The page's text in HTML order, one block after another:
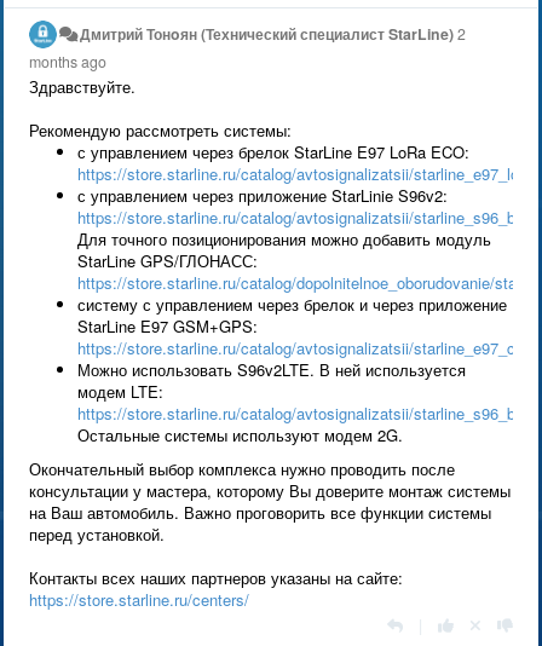
Дмитрий Тонoян (Технический специалист StarLine)2
months ago
Здравствуйте.
Рекомендую рассмотреть системы:
с управлением через брелок StarLine E97 LoRa ECO:
https://store.starline.ru/catalog/avtosignalizatsii/
с управлением через приложение StarLinie S96v2:
https://store.starline.ru/catalog/avtosignalizatsii/
Для точного позиционирования можно добавить модуль
StarLine GPS/ГЛОНАСС:
https://store.starline.ru/catalog/dopolnitelnoe_oborudovanie/
систему с управлением через брелок и через приложение
StarLine E97 GSM+GPS:
https://store.starline.ru/catalog/avtosignalizatsii/
Можно использовать S96v2LTE. В ней используется
модем LTE:
https://store.starline.ru/catalog/avtosignalizatsii/
Остальные системы используют модем 2G.
Окончательный выбор комплекса нужно проводить после
консультации у мастера, которому Вы доверите монтаж системы
на Ваш автомобиль. Важно проговорить все функции системы
перед установкой.
Контакты всех наших партнеров указаны на сайте:
https://store.starline.ru/centers/